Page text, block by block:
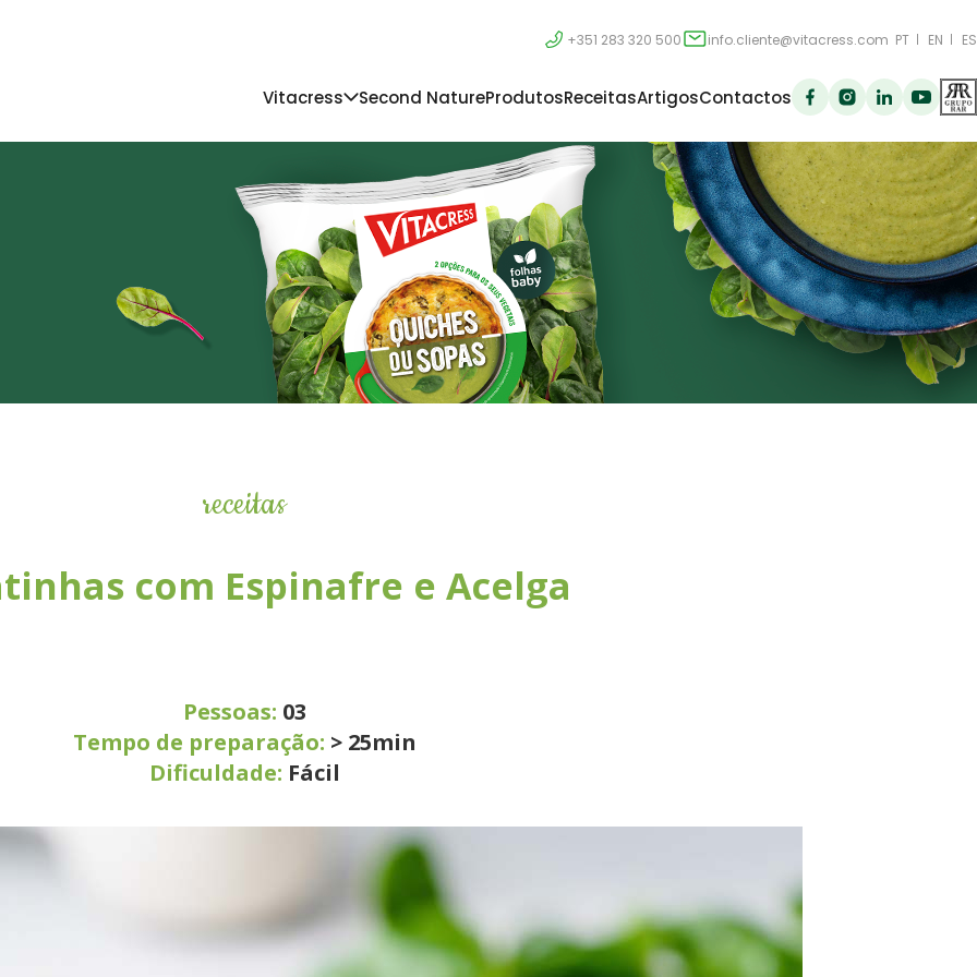
+351 283 320 500 info.cliente@vitacress.com PT EN ES
Vitacress Second NatureProdutosReceitasArtigosContactos
receitas
com Espinafre e Acelga
Pessoas: 03
Tempo de preparação: > 25min
Dificuldade: Fácil